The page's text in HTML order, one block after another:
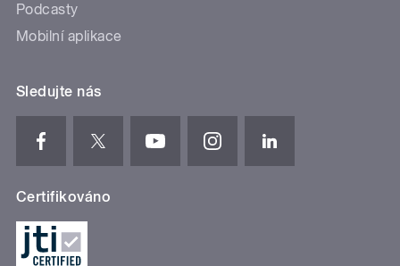
Podcasty
Mobilní aplikace
Sledujte nás
Certifikováno